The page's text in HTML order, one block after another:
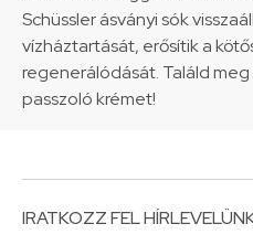
Schüssler ásványi sók
vízháztartását, erősítik a
regenerálódását. Találd
passzoló krémet!
IRATKOZZ FEL